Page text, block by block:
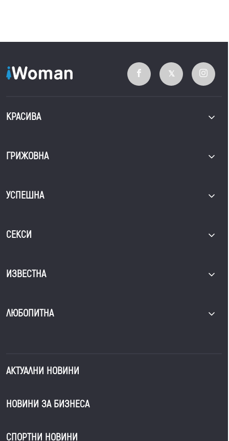
КРАСИВА
ГРИЖОВНА
УСПЕШНА
СЕКСИ
ИЗВЕСТНА
ЛЮБОПИТНА
АКТУАЛНИ НОВИНИ
НОВИНИ ЗА БИЗНЕСА
СПОРТНИ НОВИНИ